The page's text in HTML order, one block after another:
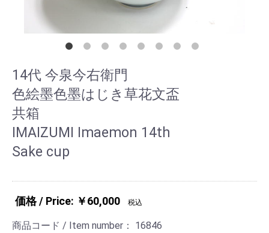
14代 今泉今右衛門
色絵墨色墨はじき草花文盃
共箱
IMAIZUMI Imaemon 14th
Sake cup
価格 / Price: ￥60,000 税込
商品コード / Item number： 16846